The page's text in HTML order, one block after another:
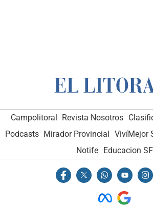
Campolitoral Revista Nosotros
Podcasts Mirador Provincial VivíMejor
Notife Educacion SF